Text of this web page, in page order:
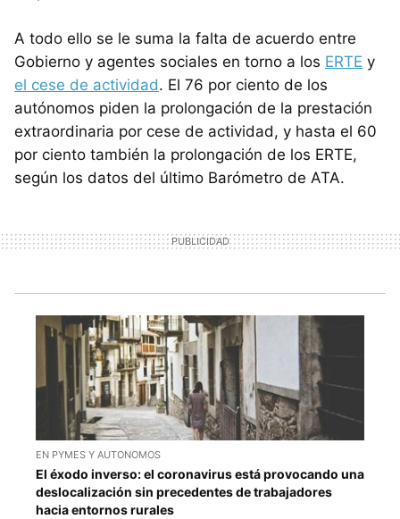
A todo ello se le suma la falta de acuerdo entre
Gobierno y agentes sociales en torno a los ERTE y
el cese de actividad. El 76 por ciento de los
autónomos piden la prolongación de la prestación
extraordinaria por cese de actividad, y hasta el 60
por ciento también la prolongación de los ERTE,
según los datos del último Barómetro de ATA.
EN PYMES Y AUTONOMOS
El éxodo inverso: el coronavirus está provocando una
deslocalización sin precedentes de trabajadores
hacia entornos rurales